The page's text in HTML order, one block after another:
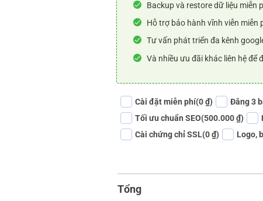
Backup và restore dữ liệu miễn
Hỗ trợ bảo hành vĩnh viễn miễn
Tư vấn phát triển đa kênh
Và nhiều ưu đãi khác liên hệ để
Cài đặt miễn phí(0 ₫) Đăng 3
Tối ưu chuẩn SEO(500.000 ₫)
Cài chứng chỉ SSL(0 ₫) Logo,
Tổng